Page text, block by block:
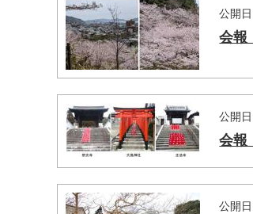
公開
会報
公開
会報
公開
マイメディア検索